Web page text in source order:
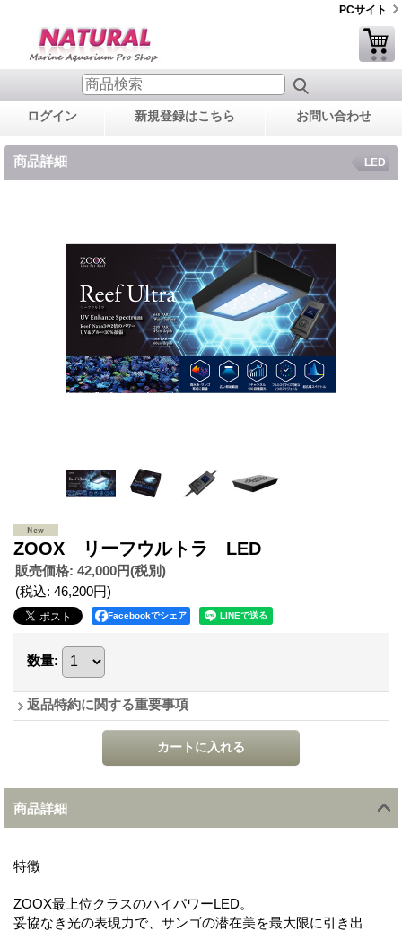
PCサイト
ログイン 新規登録はこちら お問い合わせ
商品詳細 LED
ZOOX リーフウルトラ LED
販売価格: 42,000円(税別)
(税込: 46,200円)
Facebookでシェア
数量:
返品特約に関する重要事項
商品詳細
特徴
ZOOX最上位クラスのハイパワーLED。
妥協なき光の表現力で、サンゴの潜在美を最大限に引き出